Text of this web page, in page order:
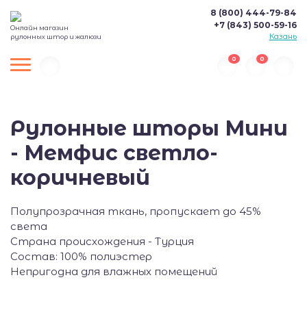
Онлайн магазин
рулонных штор и жалюзи
8 (800) 444-79-84
+7 (843) 500-59-16
Казань
0 0
Рулонные шторы Мини
- Мемфис светло-
коричневый
Полупрозрачная ткань, пропускает до 45%
света
Страна происхождения - Турция
Состав: 100% полиэстер
Непригодна для влажных помещений